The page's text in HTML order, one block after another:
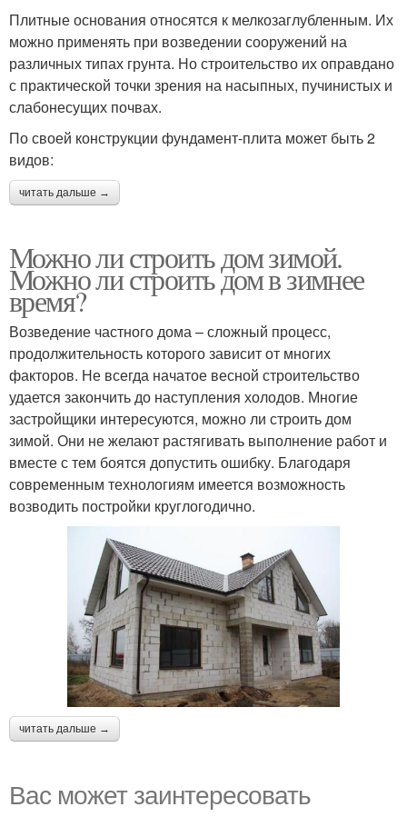
Плитные основания относятся к мелкозаглубленным. Их
можно применять при возведении сооружений на
различных типах грунта. Но строительство их оправдано
с практической точки зрения на насыпных, пучинистых и
слабонесущих почвах.
По своей конструкции фундамент-плита может быть 2
видов:
читать дальше →
Можно ли строить дом зимой.
Можно ли строить дом в зимнее
время?
Возведение частного дома – сложный процесс,
продолжительность которого зависит от многих
факторов. Не всегда начатое весной строительство
удается закончить до наступления холодов. Многие
застройщики интересуются, можно ли строить дом
зимой. Они не желают растягивать выполнение работ и
вместе с тем боятся допустить ошибку. Благодаря
современным технологиям имеется возможность
возводить постройки круглогодично.
читать дальше →
Вас может заинтересовать